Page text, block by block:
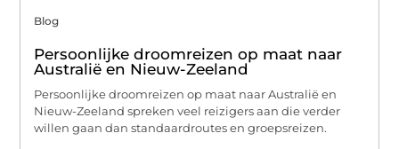
Blog
Persoonlijke droomreizen op maat naar
Australië en Nieuw-Zeeland
Persoonlijke droomreizen op maat naar Australië en
Nieuw-Zeeland spreken veel reizigers aan die verder
willen gaan dan standaardroutes en groepsreizen.